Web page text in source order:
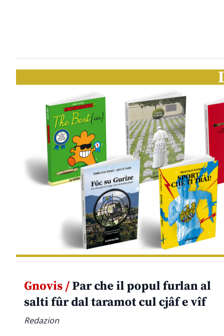
Gnovis /Par che il popul furlan al
salti fûr dal taramot cul cjâf e vîf
Redazion